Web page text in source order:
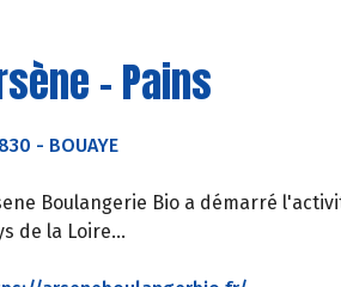
- Pains
- BOUAYE
Boulangerie Bio a démarré
de la Loire...